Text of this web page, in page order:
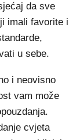
da sve
imali favorite i
u sebe.
i neovisno
vam može
cvjeta